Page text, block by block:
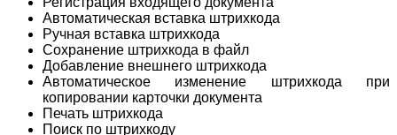
Автоматическая вставка штрихкода
Ручная вставка штрихкода
Сохранение штрихкода в файл
Добавление внешнего штрихкода
Автоматическое изменение штрихкода при
копировании карточки документа
Печать штрихкода
Поиск по штрихкоду